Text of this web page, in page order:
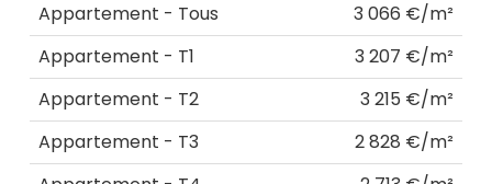
Appartement - Tous
3 066 €/m²
Appartement - T1
3 207 €/m²
Appartement - T2
3 215 €/m²
Appartement - T3
2 828 €/m²